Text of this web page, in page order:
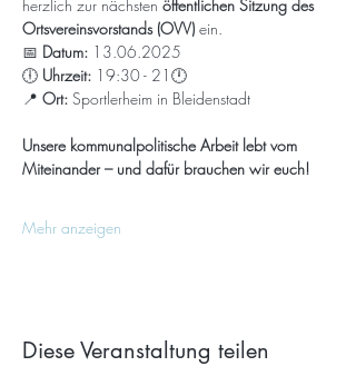
herzlich zur nächsten öffentlichen Sitzung des
Ortsvereinsvorstands (OVV) ein.
📅 Datum: 13.06.2025
🕕 Uhrzeit: 19:30 - 21🕛
📍 Ort: Sportlerheim in Bleidenstadt
Unsere kommunalpolitische Arbeit lebt vom
Miteinander – und dafür brauchen wir euch!
Mehr anzeigen
Diese Veranstaltung teilen